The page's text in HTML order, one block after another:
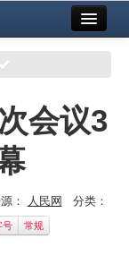
会议3
： 人民网 分类：
号 常规